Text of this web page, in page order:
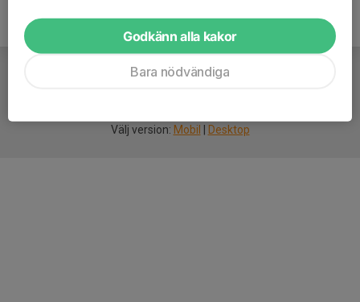
Välj version: Mobil Desktop
Godkänn alla kakor
Bara nödvändiga